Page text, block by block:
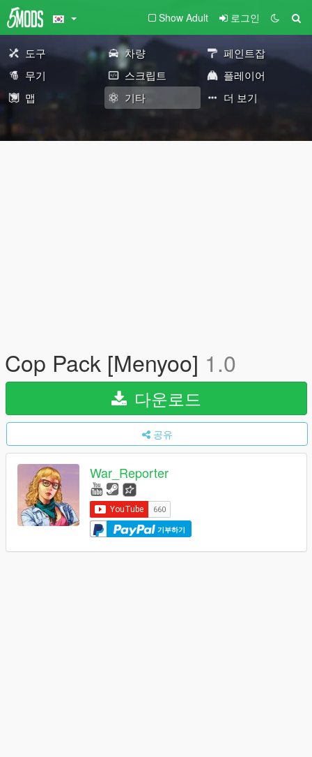
Show Adult 로그인
도구 차량
페인트잡
무기
스크립트
플레이어
맵
기타 더 보기
Cop Pack [Menyoo] 1.0
다운로드
공유
War_Reporter
기부하기